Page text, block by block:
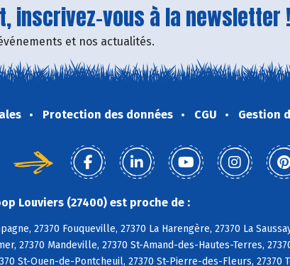
inscrivez-vous à la newsletter !
et nos actualités.
Protection des données CGU Gestion
Louviers (27400) est proche de :
27370 Fouqueville, 27370 La Harengère, 27370 La
27370 Mandeville, 27370 St-Amand-des-Hautes-Terres,
St-Ouen-de-Pontcheuil, 27370 St-Pierre-des-Fleurs,